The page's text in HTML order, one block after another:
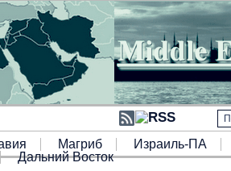
Магриб Израиль-ПА
Дальний Восток